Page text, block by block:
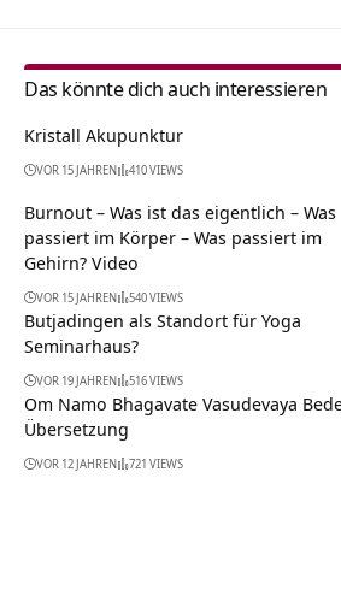
Das könnte dich auch interessieren
Kristall Akupunktur
VOR 15 JAHREN 410 VIEWS
Burnout – Was ist das eigentlich – Was
passiert im Körper – Was passiert im
Gehirn? Video
VOR 15 JAHREN 540 VIEWS
Butjadingen als Standort für Yoga
Seminarhaus?
VOR 19 JAHREN 516 VIEWS
Om Namo Bhagavate Vasudevaya
Übersetzung
VOR 12 JAHREN 721 VIEWS